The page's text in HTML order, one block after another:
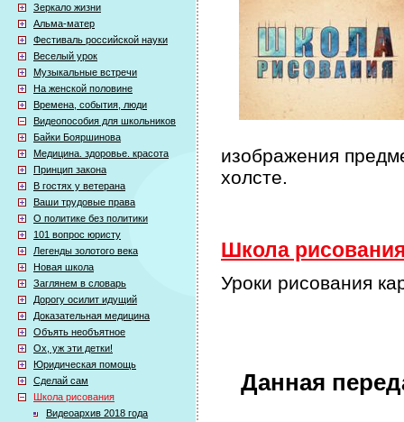
Зеркало жизни
Альма-матер
Фестиваль российской науки
Веселый урок
Музыкальные встречи
На женской половине
Времена, события, люди
Видеопособия для школьников
Байки Бояршинова
Медицина. здоровье. красота
Принцип закона
В гостях у ветерана
Ваши трудовые права
О политике без политики
101 вопрос юристу
Легенды золотого века
Новая школа
Заглянем в словарь
Дорогу осилит идущий
Доказательная медицина
Объять необъятное
Ох, уж эти детки!
Юридическая помощь
Сделай сам
Школа рисования
Видеоархив 2018 года
изображения
холсте.
Школа
Уроки рисования
Данная